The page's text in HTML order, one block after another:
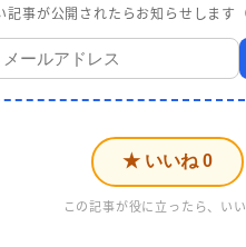
記事が公開されたらお知らせします
★ いいね0
この記事が役に立ったら、いい